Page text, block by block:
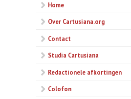
Home
Over Cartusiana.org
Contact
Studia Cartusiana
Redactionele afkortingen
Colofon